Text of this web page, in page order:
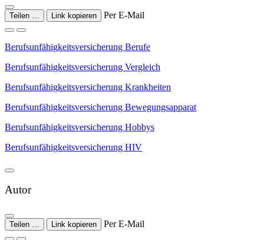
Teilen … Link kopieren Per E-Mail
Berufsunfähigkeitsversicherung Berufe
Berufsunfähigkeitsversicherung Vergleich
Berufsunfähigkeitsversicherung Krankheiten
Berufsunfähigkeitsversicherung Bewegungsapparat
Berufsunfähigkeitsversicherung Hobbys
Berufsunfähigkeitsversicherung HIV
Autor
Teilen … Link kopieren Per E-Mail